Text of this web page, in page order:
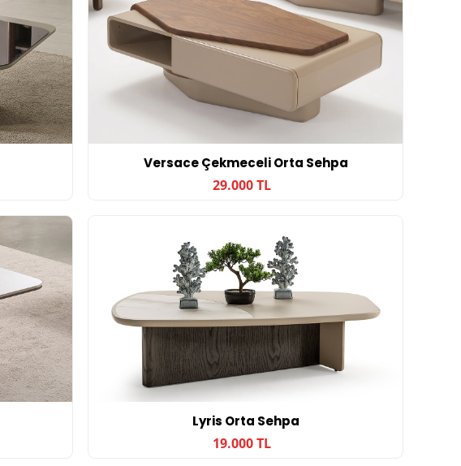
Versace Çekmeceli Orta Sehpa
29.000 TL
Lyris Orta Sehpa
19.000 TL